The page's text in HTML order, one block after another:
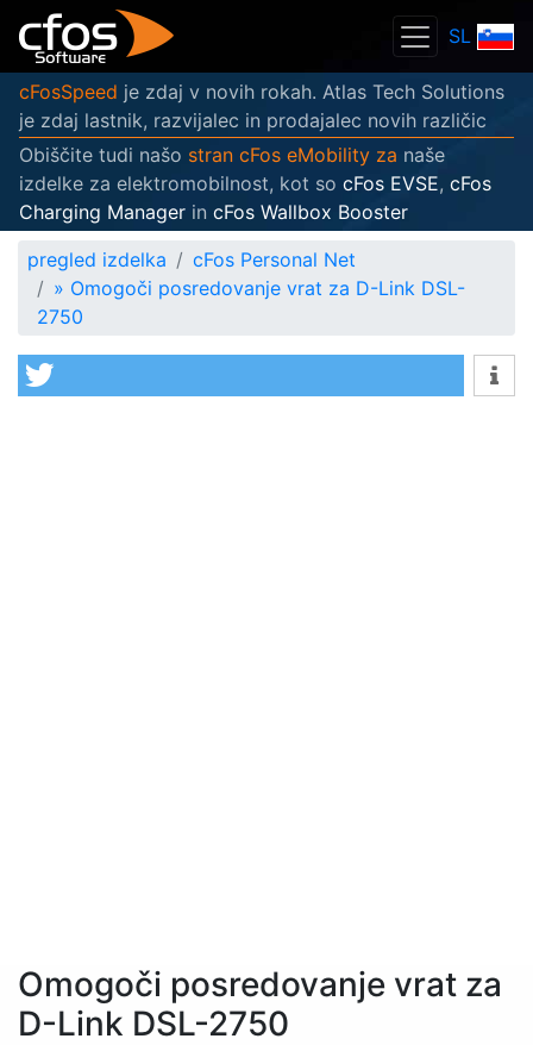
SL
cFosSpeed je zdaj v novih rokah. Atlas Tech Solutions
je zdaj lastnik, razvijalec in prodajalec novih različic
Obiščite tudi našo stran cFos eMobility za naše
izdelke za elektromobilnost, kot so cFos EVSE, cFos
Charging Manager in cFos Wallbox Booster
pregled izdelka
cFos Personal Net
» Omogoči posredovanje vrat za D-Link DSL-
2750
Omogoči posredovanje vrat za
D-Link DSL-2750